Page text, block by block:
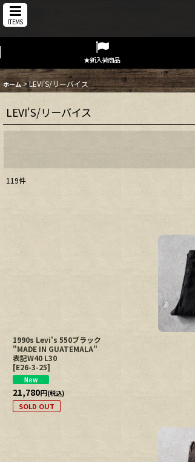
ITEMS
★新入荷商品
ホーム >LEVI'S/リーバイス
LEVI'S/リーバイス
119件
1990s Levi's 550ブラック
"MADE IN GUATEMALA"
表記W40 L30
[E26-3-25]
21,780円(税込)
SOLD OUT